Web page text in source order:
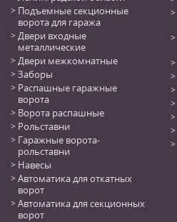
Подъемные секционные
ворота для гаража
Двери входные
металлические
Двери межкомнатные
Заборы
Распашные гаражные
ворота
Ворота распашные
Рольставни
Гаражные ворота-
рольставни
Навесы
Автоматика для откатных
ворот
Автоматика для секционных
ворот